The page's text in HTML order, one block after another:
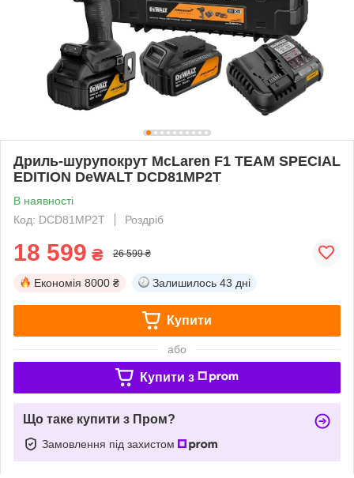
Дриль-шурупокрут McLaren F1 TEAM SPECIAL
EDITION DeWALT DCD81MP2T
В наявності
Код: DCD81MP2T
Роздріб
18 599 ₴ 26 599 ₴
Економія 8000 ₴ Залишилось 43 дні
Купити
або
Купити з
Що таке купити з Пром?
Замовлення під захистом